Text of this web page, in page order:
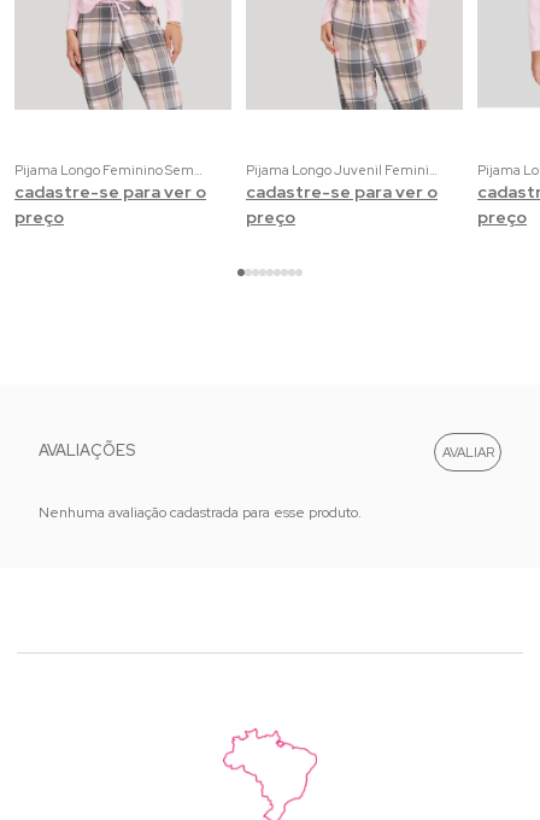
Pijama Longo Feminino Sempre Juntos | 100% Algodão com Estampa de Ursinhos
cadastre-se para ver o
preço
Pijama Longo Juvenil Feminino Sempre Juntos | 100% Algodão com Estampa de Ursinhos
cadastre-se para ver o
preço
preço
AVALIAÇÕES
Nenhuma avaliação cadastrada para esse produto.